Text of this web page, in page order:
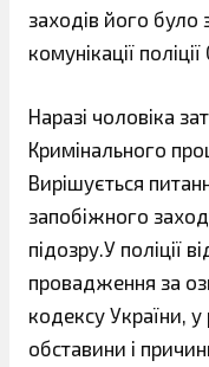
заходів його було
комунікації
Наразі чоловіка
Кримінального
Вирішується
запобіжного
підозру.У поліції
провадження за
кодексу України,
обставини і